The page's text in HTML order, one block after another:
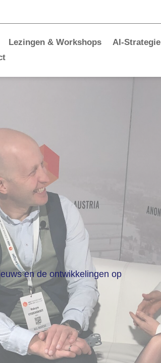
Lezingen & Workshops AI-Strategie
en de ontwikkelingen op